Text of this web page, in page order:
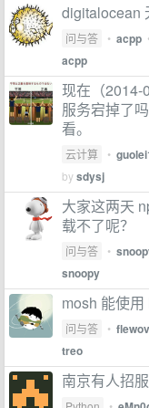
digitalocean
问与答 • acpp
acpp
现在（2014-
服务宕掉了
看。
云计算 •
bysdysj
大家这两天
载不了呢？
问与答 •
snoopy
mosh 能使用
问与答 •
treo
南京有人招